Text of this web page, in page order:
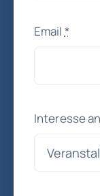
Email *
Interesse an